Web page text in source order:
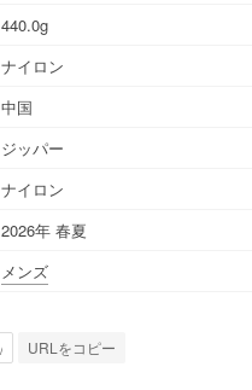
440.0g
ナイロン
中国
ジッパー
ナイロン
2026年 春夏
メンズ
URLをコピー